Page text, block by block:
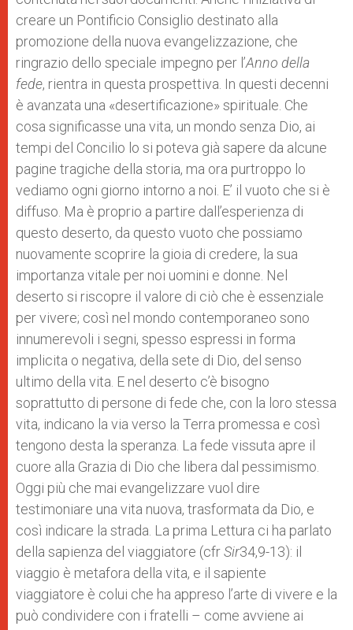
creare un Pontificio Consiglio destinato alla
promozione della nuova evangelizzazione, che
ringrazio dello speciale impegno per l’Anno della
fede, rientra in questa prospettiva. In questi decenni
è avanzata una «desertificazione» spirituale. Che
cosa significasse una vita, un mondo senza Dio, ai
tempi del Concilio lo si poteva già sapere da alcune
pagine tragiche della storia, ma ora purtroppo lo
vediamo ogni giorno intorno a noi. E’ il vuoto che si è
diffuso. Ma è proprio a partire dall’esperienza di
questo deserto, da questo vuoto che possiamo
nuovamente scoprire la gioia di credere, la sua
importanza vitale per noi uomini e donne. Nel
deserto si riscopre il valore di ciò che è essenziale
per vivere; così nel mondo contemporaneo sono
innumerevoli i segni, spesso espressi in forma
implicita o negativa, della sete di Dio, del senso
ultimo della vita. E nel deserto c’è bisogno
soprattutto di persone di fede che, con la loro stessa
vita, indicano la via verso la Terra promessa e così
tengono desta la speranza. La fede vissuta apre il
cuore alla Grazia di Dio che libera dal pessimismo.
Oggi più che mai evangelizzare vuol dire
testimoniare una vita nuova, trasformata da Dio, e
così indicare la strada. La prima Lettura ci ha parlato
della sapienza del viaggiatore (cfrSir34,9-13): il
viaggio è metafora della vita, e il sapiente
viaggiatore è colui che ha appreso l’arte di vivere e la
può condividere con i fratelli – come avviene ai